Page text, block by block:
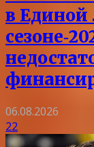
в Единой
06.08.2026
22